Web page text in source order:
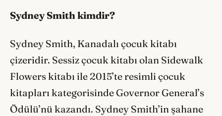
Sydney Smith kimdir?
Sydney Smith, Kanadalı çocuk kitabı
çizeridir. Sessiz çocuk kitabı olan Sidewalk
Flowers kitabı ile 2015’te resimli çocuk
kitapları kategorisinde Governor General’s
Ödülü’nü kazandı. Sydney Smith’in şahane